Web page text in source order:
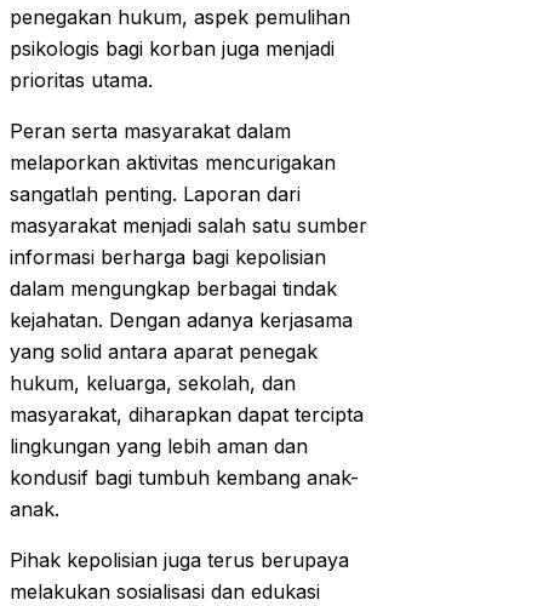
penegakan hukum, aspek pemulihan
psikologis bagi korban juga menjadi
prioritas utama.
Peran serta masyarakat dalam
melaporkan aktivitas mencurigakan
sangatlah penting. Laporan dari
masyarakat menjadi salah satu sumber
informasi berharga bagi kepolisian
dalam mengungkap berbagai tindak
kejahatan. Dengan adanya kerjasama
yang solid antara aparat penegak
hukum, keluarga, sekolah, dan
masyarakat, diharapkan dapat tercipta
lingkungan yang lebih aman dan
kondusif bagi tumbuh kembang anak-
anak.
Pihak kepolisian juga terus berupaya
melakukan sosialisasi dan edukasi